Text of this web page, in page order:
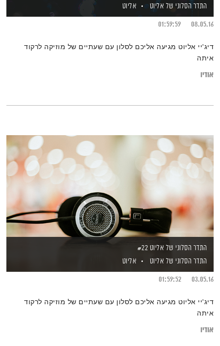
התדר הסלוני של אליוט
אליוט
08.05.16
01:59:59
דיג'יי אליוט מגיעה אליכם לסלון עם שעתיים של מוזיקה לרקוד
איתה
אודיו
התדר הסלוני של אליוט #22
התדר הסלוני של אליוט
אליוט
03.05.16
01:59:52
דיג'יי אליוט מגיעה אליכם לסלון עם שעתיים של מוזיקה לרקוד
איתה
אודיו